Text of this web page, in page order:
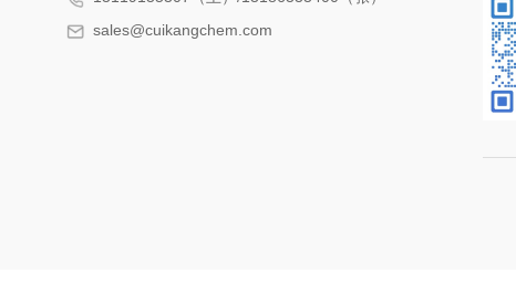
sales@cuikangchem.com